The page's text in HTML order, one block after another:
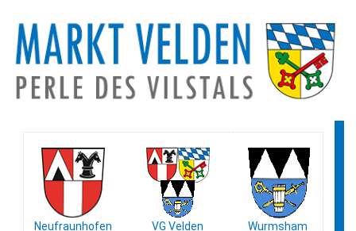
Neufraunhofen VG Velden Wurmsham